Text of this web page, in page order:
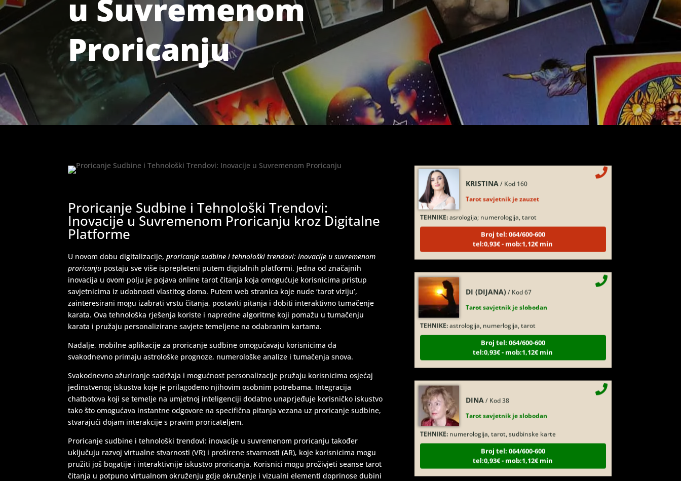
u Suvremenom
Proricanju
Proricanje Sudbine i Tehnološki Trendovi:
Inovacije u Suvremenom Proricanju kroz Digitalne
Platforme
U novom dobu digitalizacije,proricanje sudbine i tehnološki trendovi: inovacije u suvremenom
proricanju postaju sve više isprepleteni putem digitalnih platformi. Jedna od značajnih
inovacija u ovom polju je pojava online tarot čitanja koja omogućuje korisnicima pristup
savjetnicima iz udobnosti vlastitog doma. Putem web stranica koje nude ‘tarot viziju’,
zainteresirani mogu izabrati vrstu čitanja, postaviti pitanja i dobiti interaktivno tumačenje
karata. Ova tehnološka rješenja koriste i napredne algoritme koji pomažu u tumačenju
karata i pružaju personalizirane savjete temeljene na odabranim kartama.
Nadalje, mobilne aplikacije za proricanje sudbine omogućavaju korisnicima da
svakodnevno primaju astrološke prognoze, numerološke analize i tumačenja snova.
Svakodnevno ažuriranje sadržaja i mogućnost personalizacije pružaju korisnicima osjećaj
jedinstvenog iskustva koje je prilagođeno njihovim osobnim potrebama. Integracija
chatbotova koji se temelje na umjetnoj inteligenciji dodatno unaprjeđuje korisničko iskustvo
tako što omogućava instantne odgovore na specifična pitanja vezana uz proricanje sudbine,
stvarajući dojam interakcije s pravim proricateljem.
Proricanje sudbine i tehnološki trendovi: inovacije u suvremenom proricanju također
uključuju razvoj virtualne stvarnosti (VR) i proširene stvarnosti (AR), koje korisnicima mogu
pružiti još bogatije i interaktivnije iskustvo proricanja. Korisnici mogu proživjeti seanse tarot
čitanja u potpuno virtualnom okruženju gdje okruženje i vizualni elementi doprinose dubini
TEODORA/ Kod 29
Tarot savjetnik je slobodan
TEHNIKE:
tarot, lenormand, crowley, visak, kristalna kugla,
terapija kristalima, čišćenje sure, izrada amajlija za ljubav,
novac, posao, urođena vidovitost, astrologija, kristali, karmička
astrologija analiza snova, magijski rituali
KRISTINA/ Kod 160
Tarot savjetnik je zauzet
TEHNIKE:asrologija; numerologija, tarot
Broj tel: 064/600-600
tel:0,93€ - mob:1,12€ min
DI (DIJANA)
Tarot savjetnik je slobodan
TEHNIKE: astrologija, numerlogija, tarot
Broj tel: 064/600-600
tel:0,93€ - mob:1,12€ min
DINA
Tarot savjetnik je slobodan
TEHNIKE:numerologija, tarot, sudbinske karte
Broj tel: 064/600-600
tel:0,93€ - mob:1,12€ min